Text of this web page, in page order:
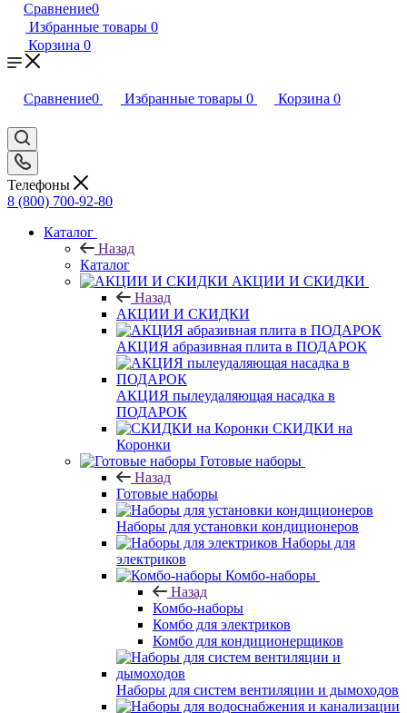
Сравнение0
Избранные товары 0
Корзина 0
Сравнение0 Избранные товары 0 Корзина 0
Телефоны
8 (800) 700-92-80
Каталог
Назад
Каталог
АКЦИИ И СКИДКИ
Назад
АКЦИИ И СКИДКИ
АКЦИЯ абразивная плита в ПОДАРОК
АКЦИЯ пылеудаляющая насадка в
ПОДАРОК
СКИДКИ на
Коронки
Готовые наборы
Назад
Готовые наборы
Наборы для установки кондиционеров
Наборы для
электриков
Комбо-наборы
Назад
Комбо-наборы
Комбо для электриков
Комбо для кондиционерщиков
Наборы для систем вентиляции и дымоходов